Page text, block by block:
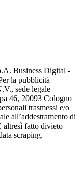
Business Digital -
la pubblicità
sede legale
46, 20093 Cologno
trasmessi e/o
all’addestramento di
altresì fatto divieto
scraping.